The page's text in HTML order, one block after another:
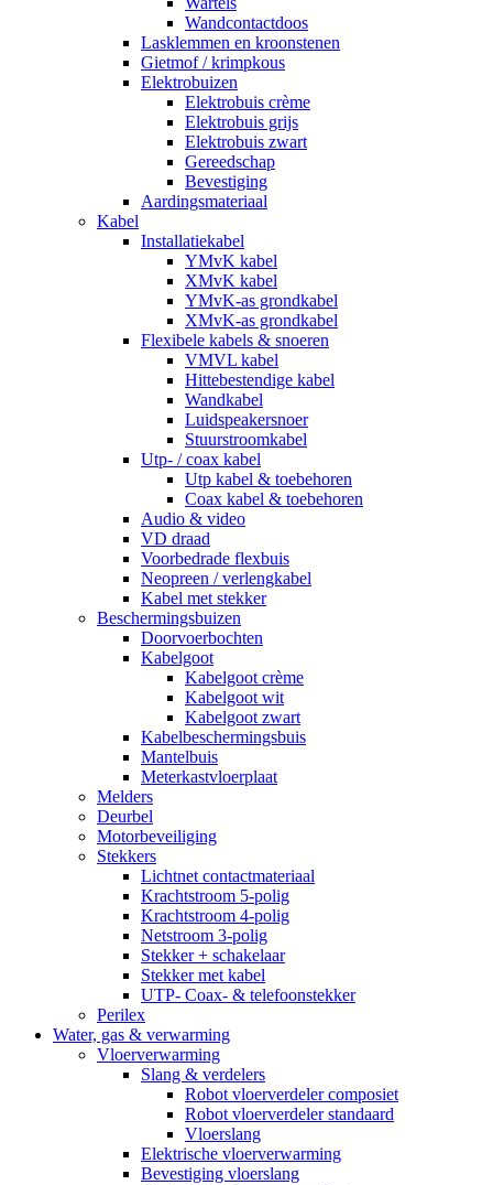
Wandcontactdoos
Lasklemmen en kroonstenen
Gietmof / krimpkous
Elektrobuizen
Elektrobuis crème
Elektrobuis grijs
Elektrobuis zwart
Gereedschap
Bevestiging
Aardingsmateriaal
Kabel
Installatiekabel
YMvK kabel
XMvK kabel
YMvK-as grondkabel
XMvK-as grondkabel
Flexibele kabels & snoeren
VMVL kabel
Hittebestendige kabel
Wandkabel
Luidspeakersnoer
Stuurstroomkabel
Utp- / coax kabel
Utp kabel & toebehoren
Coax kabel & toebehoren
Audio & video
VD draad
Voorbedrade flexbuis
Neopreen / verlengkabel
Kabel met stekker
Beschermingsbuizen
Doorvoerbochten
Kabelgoot
Kabelgoot crème
Kabelgoot wit
Kabelgoot zwart
Kabelbeschermingsbuis
Mantelbuis
Meterkastvloerplaat
Melders
Deurbel
Motorbeveiliging
Stekkers
Lichtnet contactmateriaal
Krachtstroom 5-polig
Krachtstroom 4-polig
Netstroom 3-polig
Stekker + schakelaar
Stekker met kabel
UTP- Coax- & telefoonstekker
Perilex
Water, gas & verwarming
Vloerverwarming
Slang & verdelers
Robot vloerverdeler composiet
Robot vloerverdeler standaard
Vloerslang
Elektrische vloerverwarming
Bevestiging vloerslang